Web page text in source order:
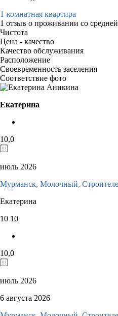
1-комнатная квартира
1 отзыв о проживании со
Чистота
Цена - качество
Качество обслуживания
Расположение
Своевременность заселения
Соответствие фото
Екатерина
10,0
июль 2026
Мурманск, Молочный,
Екатерина
10 10
10,0
июль 2026
6 августа 2026